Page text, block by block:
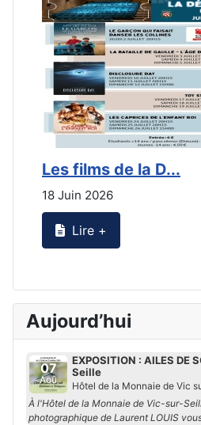
Les films de la D...
18 Juin 2026
Lire +
Aujourd’hui
07
Aoû
EXPOSITION : AILES DE
Seille
Hôtel de la Monnaie de Vic
À l'Hôtel de la Monnaie de Vic-sur-
photographique de Laurent LOUIS